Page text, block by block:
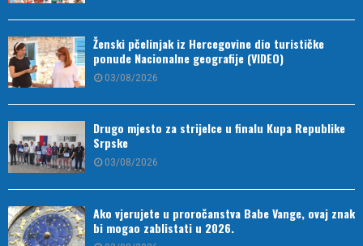
Ženski pčelinjak iz Hercegovine dio turističke
ponude Nacionalne geografije (VIDEO)
03/08/2026
Drugo mjesto za strijelce u finalu Kupa Republike
Srpske
03/08/2026
Ako vjerujete u proročanstva Babe Vange, ovaj znak
bi mogao zablistati u 2026.